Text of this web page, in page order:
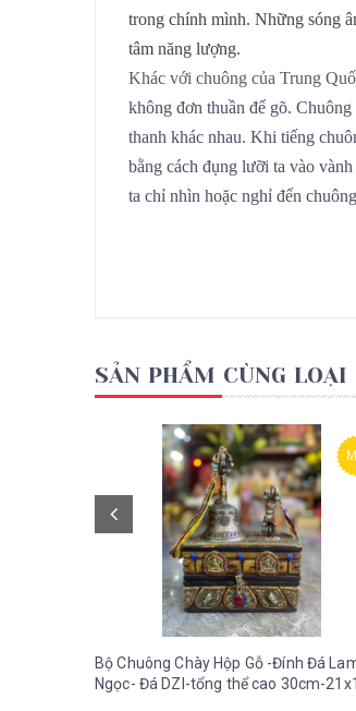
trong chính mình. Những sóng
tâm năng lượng.
Khác với chuông của Trung
không đơn thuần để gõ.
thanh khác nhau. Khi tiếng
bằng cách đụng lưỡi ta vào
ta chỉ nhìn hoặc nghỉ đến
SẢN PHẨM CÙNG LOẠI
Bộ Chuông Chày Hộp Gỗ -Đính Đá
Ngọc- Đá DZI-tổng thể cao 30cm-